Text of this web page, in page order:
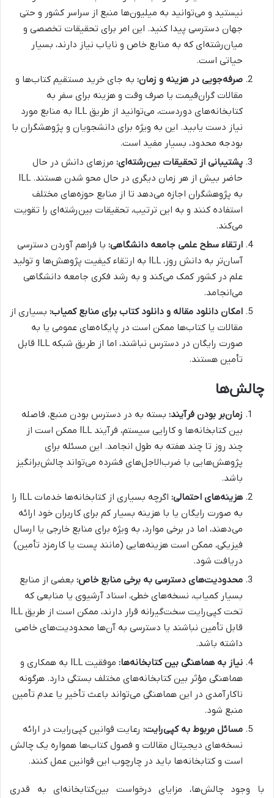
نیستید و می‌توانید به میلیون‌ها منبع از سراسر کشور و حتی
جهان دسترسی پیدا کنید. این امر برای تحقیقات تخصصی و
میان‌رشته‌ای که به منابع خاص و نایاب نیاز دارند، بسیار
حیاتی است.
صرفه‌جویی در هزینه و زمان: به جای خرید مستقیم کتاب‌ها و
مقالات گران‌قیمت یا صرف وقت و هزینه برای سفر به
کتابخانه‌های دوردست، می‌توانید از طریق ILL به منابع مورد
نیاز دست یابید. این به ویژه برای دانشجویان و پژوهشگران با
بودجه محدود، بسیار مفید است.
پشتیبانی از تحقیقات بین‌رشته‌ای: مرزهای دانش در حال
حاضر بیش از هر زمان دیگری در حال محو شدن هستند. ILL
به پژوهشگران اجازه می‌دهد تا از منابع حوزه‌های مختلف
استفاده کنند و به این ترتیب، تحقیقات بین‌رشته‌ای را تقویت
می‌کند.
ارتقاء سطح علمی جامعه دانشگاهی: با فراهم آوردن دسترسی
آسان‌تر به دانش روز، ILL به ارتقاء کیفیت پژوهش‌ها و تولید
علم در کشور کمک می‌کند و به رشد فکری جامعه دانشگاهی
می‌انجامد.
امکان دانلود مقاله و دانلود کتاب برای منابع کمیاب: بسیاری از
مقالات یا کتاب‌ها ممکن است در پایگاه‌های عمومی یا به
صورت رایگان در دسترس نباشند، اما از طریق شبکه ILL قابل
تأمین هستند.
چالش‌ها
زمان‌بر بودن فرآیند: بسته به در دسترس بودن منبع، فاصله
بین کتابخانه‌ها و کارایی سیستم، فرآیند ILL ممکن است از
چند روز تا چند هفته به طول انجامد. این مسئله برای
پژوهش‌هایی با ضرب‌الاجل‌های فشرده می‌تواند چالش‌برانگیز
باشد.
هزینه‌های احتمالی:
اگرچه بسیاری از کتابخانه‌ها خدمات ILL را
به صورت رایگان یا با هزینه بسیار کم برای کاربران خود ارائه
می‌دهند، اما در برخی موارد، به ویژه برای منابع خارجی یا ارسال
فیزیکی، ممکن است هزینه‌هایی (مانند پست یا کارمزد تأمین)
دریافت شود.
محدودیت‌های دسترسی به برخی منابع خاص: بعضی از منابع
بسیار کمیاب، نسخه‌های خطی، اسناد آرشیوی یا منابعی که
تحت کپی‌رایت سخت‌گیرانه قرار دارند، ممکن است از طریق ILL
قابل تأمین نباشند یا دسترسی به آن‌ها محدودیت‌های خاصی
داشته باشد.
نیاز به هماهنگی بین کتابخانه‌ها:
موفقیت ILL به همکاری و
هماهنگی مؤثر بین کتابخانه‌های مختلف بستگی دارد. هرگونه
ناکارآمدی در این هماهنگی می‌تواند باعث تأخیر یا عدم تأمین
منبع شود.
مسائل مربوط به کپی‌رایت: رعایت قوانین کپی‌رایت در ارائه
نسخه‌های دیجیتال مقالات و فصول کتاب‌ها همواره یک چالش
است و کتابخانه‌ها باید در چارچوب این قوانین عمل کنند.
با وجود چالش‌ها، مزایای درخواست بین‌کتابخانه‌ای به قدری